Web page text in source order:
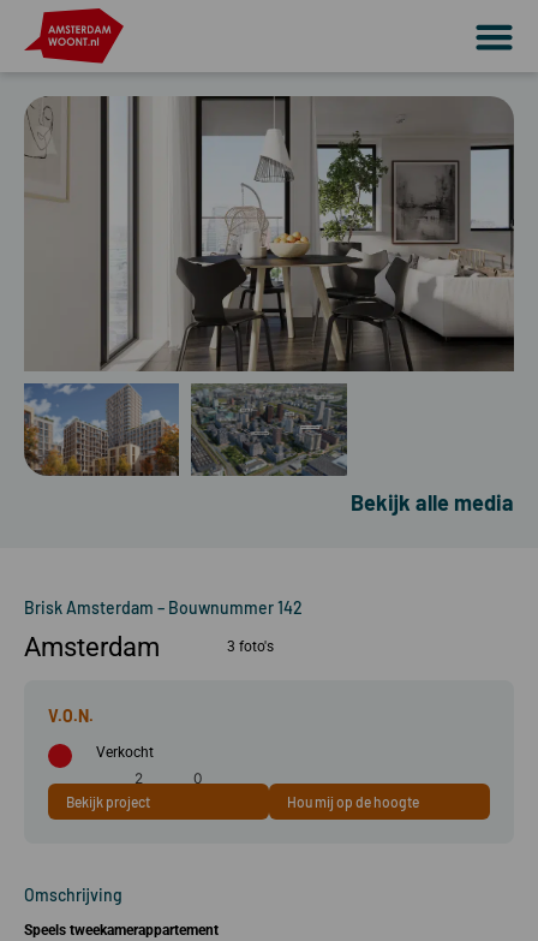
Bekijk alle media
Brisk Amsterdam – Bouwnummer 142
Amsterdam 3 foto's
Verkocht
59 m²
2
kamer(s)
0
Bekijk project Hou mij op de hoogte
Omschrijving
Speels tweekamerappartement